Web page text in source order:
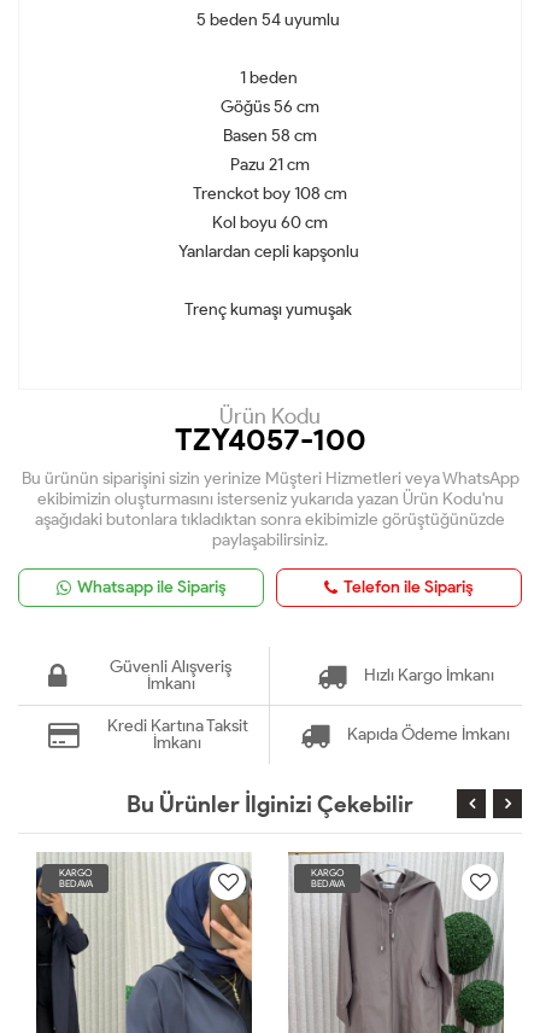
5 beden 54 uyumlu
1 beden
Göğüs 56 cm
Basen 58 cm
Pazu 21 cm
Trenckot boy 108 cm
Kol boyu 60 cm
Yanlardan cepli kapşonlu
Trenç kumaşı yumuşak
Ürün Kodu
TZY4057-100
Bu ürünün siparişini sizin yerinize Müşteri Hizmetleri veya WhatsApp
ekibimizin oluşturmasını isterseniz yukarıda yazan Ürün Kodu'nu
aşağıdaki butonlara tıkladıktan sonra ekibimizle görüştüğünüzde
paylaşabilirsiniz.
Whatsapp ile Sipariş Telefon ile Sipariş
Güvenli Alışveriş
İmkanı
Hızlı Kargo İmkanı
Kredi Kartına Taksit
İmkanı
Kapıda Ödeme İmkanı
Bu Ürünler İlginizi Çekebilir
KARGO
BEDAVA
KARGO
BEDAVA